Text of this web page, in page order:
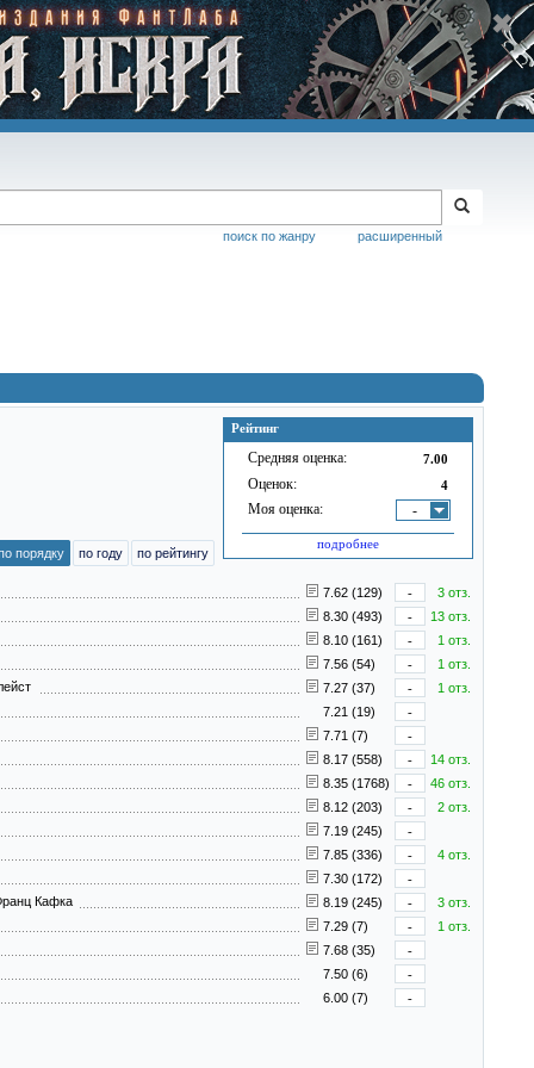
расширенный
поиск по жанру
Рейтинг
Средняя оценка: 7.00
Оценок: 4
Моя оценка: -
подробнее
порядку по году по рейтингу
7.62 (129) -
3 отз.
8.30 (493) -
13 отз.
8.10 (161) -
1 отз.
7.56 (54) -
1 отз.
7.27 (37) -
1 отз.
7.21 (19)
-
7.71 (7)
-
8.17 (558) -
14 отз.
8.35 (1768) -
46 отз.
8.12 (203) -
2 отз.
7.19 (245)
-
7.85 (336) -
4 отз.
7.30 (172)
-
Кафка 8.19 (245) -
3 отз.
7.29 (7) -
1 отз.
7.68 (35)
-
7.50 (6)
-
6.00 (7) -